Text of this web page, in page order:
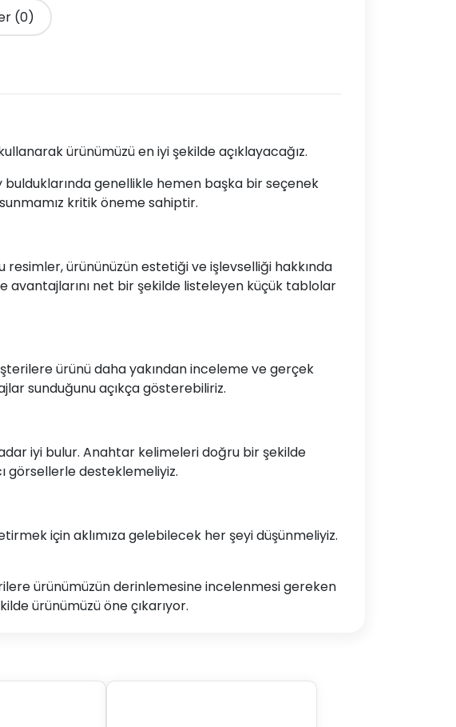
(0)
ürünümüzü en iyi şekilde açıklayacağız.
bulduklarında genellikle hemen başka bir seçenek
kritik öneme sahiptir.
ürününüzün estetiği ve işlevselliği hakkında
avantajlarını net bir şekilde listeleyen küçük tablolar
ürünü daha yakından inceleme ve gerçek
sunduğunu açıkça gösterebiliriz.
iyi bulur. Anahtar kelimeleri doğru bir şekilde
görsellerle desteklemeliyiz.
için aklımıza gelebilecek her şeyi düşünmeliyiz.
ürünümüzün derinlemesine incelenmesi gereken
ürünümüzü öne çıkarıyor.